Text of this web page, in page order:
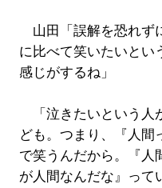
山田「誤解を恐れず
に比べて笑いたいとい
感じがするね」
「泣きたいという人
ども。つまり、『人間
で笑うんだから。『人
が人間なんだな』って